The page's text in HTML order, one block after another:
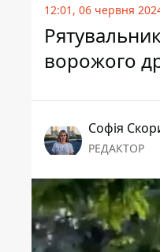
12:01, 06 червня
ворожого
Софія
РЕДАКТОР